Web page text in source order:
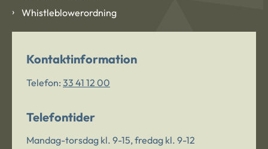
Whistleblowerordning
Kontaktinformation
Telefon: 33 41 12 00
Telefontider
Mandag-torsdag kl. 9-15, fredag kl. 9-12